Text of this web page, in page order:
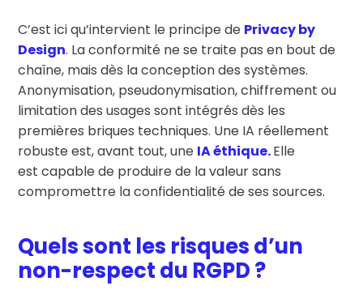
C’est ici qu’intervient le principe de Privacy by
Design. La conformité ne se traite pas en bout de
chaîne, mais dès la conception des systèmes.
Anonymisation, pseudonymisation, chiffrement ou
limitation des usages sont intégrés dès les
premières briques techniques. Une IA réellement
robuste est, avant tout, une IA éthique.Elle
est capable de produire de la valeur sans
compromettre la confidentialité de ses sources.
Quels sont les risques d’un
non-respect du RGPD ?